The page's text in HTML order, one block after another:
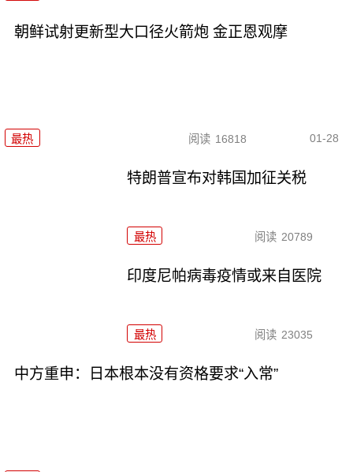
朝鲜试射更新型大口径火箭炮 金正恩观摩
最热 阅读 16818 01-28
特朗普宣布对韩国加征关税
最热 阅读 20789
印度尼帕病毒疫情或来自医院
最热 阅读 23035
中方重申：日本根本没有资格要求“入常”